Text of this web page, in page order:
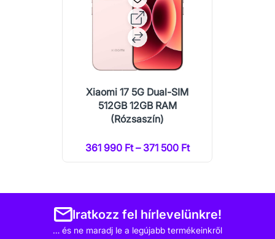
Xiaomi 17 5G Dual-SIM
512GB 12GB RAM
(Rózsaszín)
361 990 Ft – 371 500 Ft
Iratkozz fel hírlevelünkre!
… és ne maradj le a legújabb termékeinkről